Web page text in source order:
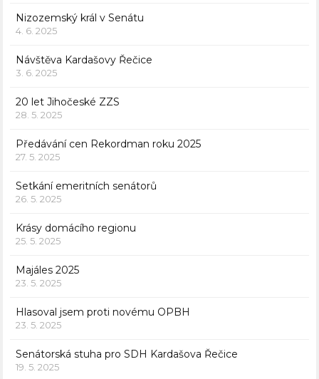
Nizozemský král v Senátu
4. 6. 2025
Návštěva Kardašovy Řečice
3. 6. 2025
20 let Jihočeské ZZS
28. 5. 2025
Předávání cen Rekordman roku 2025
27. 5. 2025
Setkání emeritních senátorů
26. 5. 2025
Krásy domácího regionu
25. 5. 2025
Majáles 2025
23. 5. 2025
Hlasoval jsem proti novému OPBH
23. 5. 2025
Senátorská stuha pro SDH Kardašova Řečice
19. 5. 2025